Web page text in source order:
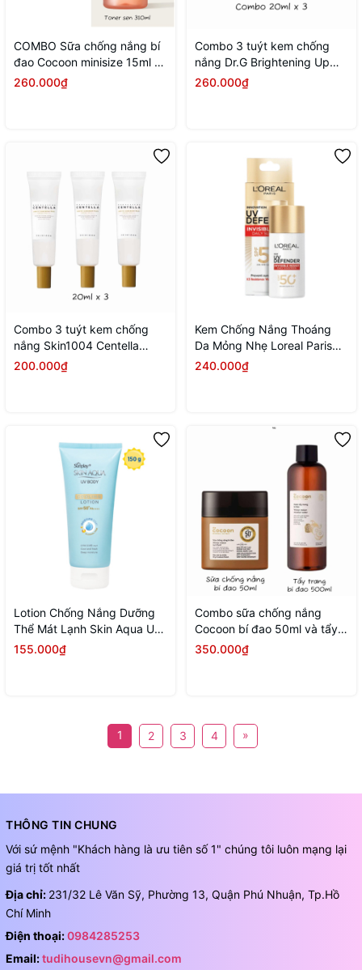
COMBO Sữa chống nắng bí
đao Cocoon minisize 15ml +
toner Sen Hậu Giang 310ml
260.000₫
Combo 3 tuýt kem chống
nắng Dr.G Brightening Up
Sun+ SPF50+ PA+++ 20ml (
260.000₫
Combo 3 tuýt kem chống
nắng Skin1004 Centella
Suncream Plus 20ml
200.000₫
Kem Chống Nắng Thoáng
Da Mỏng Nhẹ Loreal Paris
UV Defender Invisible Resist
240.000₫
Lotion Chống Nắng Dưỡng
Thể Mát Lạnh Skin Aqua Uv
Body Cooling Lotion 150Gr
155.000₫
Combo sữa chống nắng
Cocoon bí đao 50ml và tẩy
trang bí đao 500ml
350.000₫
1 2 3 4 »
THÔNG TIN CHUNG
Với sứ mệnh "Khách hàng là ưu tiên số 1" chúng tôi luôn mạng lại
giá trị tốt nhất
Địa chỉ: 231/32 Lê Văn Sỹ, Phường 13, Quận Phú Nhuận, Tp.Hồ
Chí Minh
Điện thoại:0984285253
Email:tudihousevn@gmail.com